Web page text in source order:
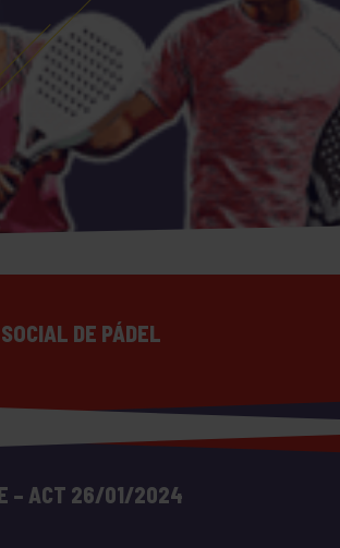
DE PÁDEL
– ACT 26/01/2024